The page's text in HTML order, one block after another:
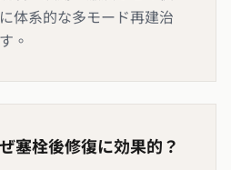
体系的な多モード再建治
。
塞栓後修復に効果的？